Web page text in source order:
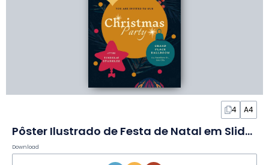
4 A4
Pôster Ilustrado de Festa de Natal em Slides
Download